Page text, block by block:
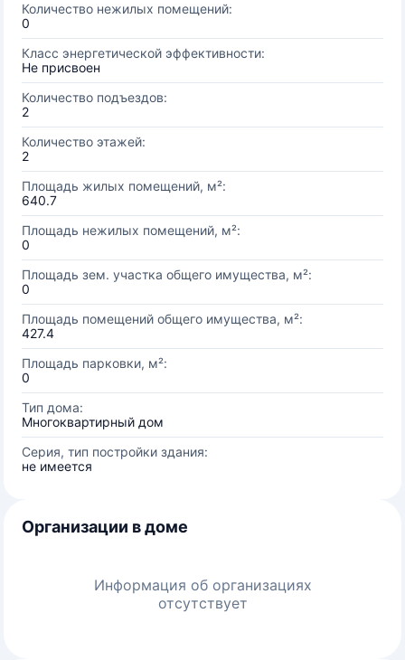
Количество нежилых помещений:
0
Класс энергетической эффективности:
Не присвоен
Количество подъездов:
2
Количество этажей:
2
Площадь жилых помещений, м²:
640.7
Площадь нежилых помещений, м²:
0
Площадь зем. участка общего имущества, м²:
0
Площадь помещений общего имущества, м²:
427.4
Площадь парковки, м²:
0
Тип дома:
Многоквартирный дом
Серия, тип постройки здания:
не имеется
Организации в доме
Информация об организациях
отсутствует